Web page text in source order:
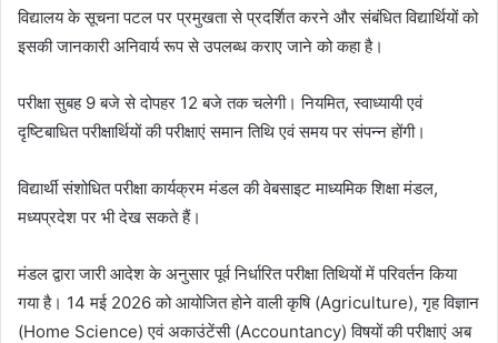
विद्यालय के सूचना पटल पर प्रमुखता से प्रदर्शित करने और संबंधित विद्यार्थियों को
इसकी जानकारी अनिवार्य रूप से उपलब्ध कराए जाने को कहा है।
परीक्षा सुबह 9 बजे से दोपहर 12 बजे तक चलेगी। नियमित, स्वाध्यायी एवं
दृष्टिबाधित परीक्षार्थियों की परीक्षाएं समान तिथि एवं समय पर संपन्न होंगी।
विद्यार्थी संशोधित परीक्षा कार्यक्रम मंडल की वेबसाइट माध्यमिक शिक्षा मंडल,
मध्यप्रदेश पर भी देख सकते हैं।
मंडल द्वारा जारी आदेश के अनुसार पूर्व निर्धारित परीक्षा तिथियों में परिवर्तन किया
गया है। 14 मई 2026 को आयोजित होने वाली कृषि (Agriculture), गृह विज्ञान
(Home Science) एवं अकाउंटेंसी (Accountancy) विषयों की परीक्षाएं अब